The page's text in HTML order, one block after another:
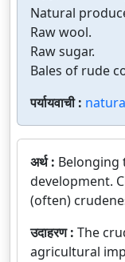
Natural
Raw wool.
Raw sugar.
Bales of rude
पर्यायवाची :
अर्थ : Belonging
development.
(often)
उदाहरण : The
agricultural